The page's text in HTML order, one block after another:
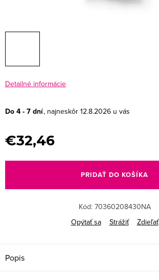
Detailné informácie
Do 4 - 7 dní 12.8.2026
€32,46
cena:
PRIDAŤ DO KOŠÍKA
Kód: 70360208430NA
Opýtať sa
Strážiť Zdieľať
Popis